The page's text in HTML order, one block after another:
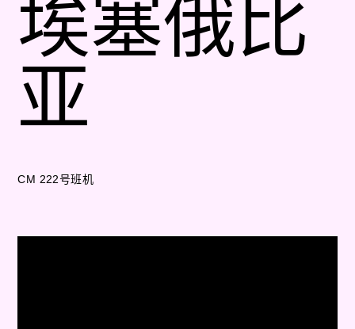
埃塞俄比
亚
CM 222号班机